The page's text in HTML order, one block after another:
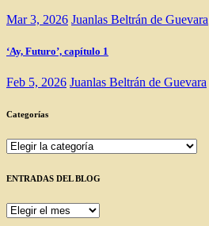
Mar 3, 2026 Juanlas Beltrán de Guevara
‘Ay, Futuro’, capítulo 1
Feb 5, 2026 Juanlas Beltrán de Guevara
Categorías
Categorías
ENTRADAS DEL BLOG
ENTRADAS